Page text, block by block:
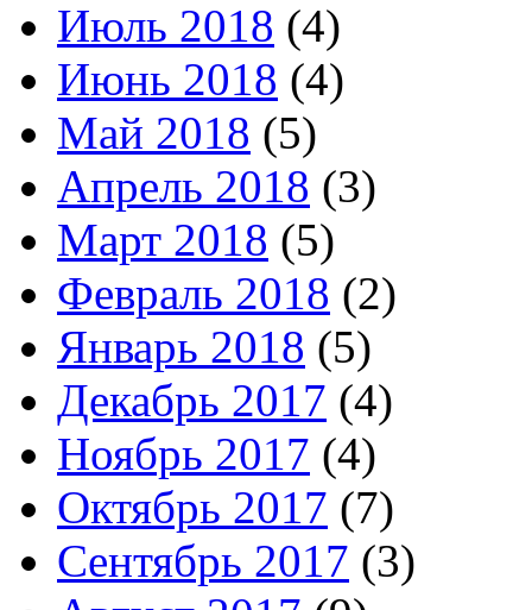
Июль 2018 (4)
Июнь 2018 (4)
Май 2018 (5)
Апрель 2018 (3)
Март 2018 (5)
Февраль 2018 (2)
Январь 2018 (5)
Декабрь 2017 (4)
Ноябрь 2017 (4)
Октябрь 2017 (7)
Сентябрь 2017 (3)